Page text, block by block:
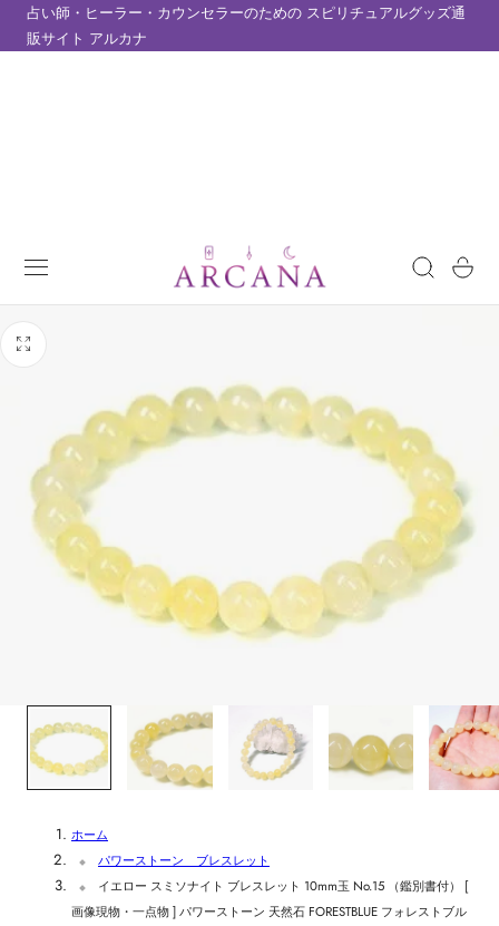
ツにスキップ
占い師・ヒーラー・カウンセラーのための スピリチュアルグッズ通
販サイト アルカナ
ー
ホーム
パワーストーン ブレスレット
イエロー スミソナイト ブレスレット 10mm玉 No.15 （鑑別書付） [
画像現物・一点物 ] パワーストーン 天然石 FORESTBLUE フォレストブル